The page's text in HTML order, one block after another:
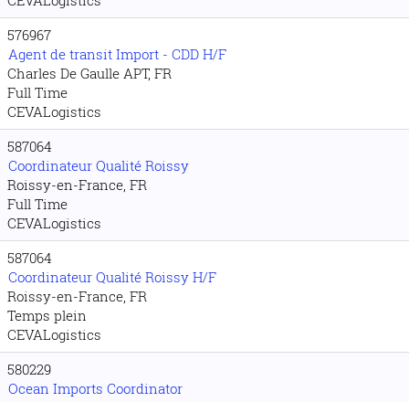
576967
Agent de transit Import - CDD H/F
Charles De Gaulle APT, FR
Full Time
CEVALogistics
587064
Coordinateur Qualité Roissy
Roissy-en-France, FR
Full Time
CEVALogistics
587064
Coordinateur Qualité Roissy H/F
Roissy-en-France, FR
Temps plein
CEVALogistics
580229
Ocean Imports Coordinator